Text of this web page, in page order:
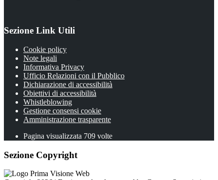
Sezione Link Utili
Cookie policy
Note legali
Informativa Privacy
Ufficio Relazioni con il Pubblico
Dichiarazione di accessibilità
Obiettivi di accessibilità
Whistleblowing
Gestione consensi cookie
Amministrazione trasparente
Pagina visualizzata 709 volte
Sezione Copyright